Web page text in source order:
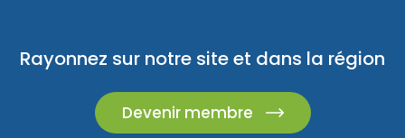
Rayonnez sur notre site et dans la région
Devenir membre